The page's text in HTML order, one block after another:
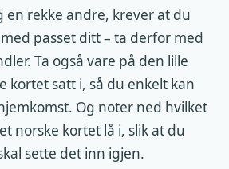
en rekke andre, krever at du
passet ditt – ta derfor med
Ta også vare på den lille
kortet satt i, så du enkelt kan
Og noter ned hvilket
norske kortet lå i, slik at du
sette det inn igjen.